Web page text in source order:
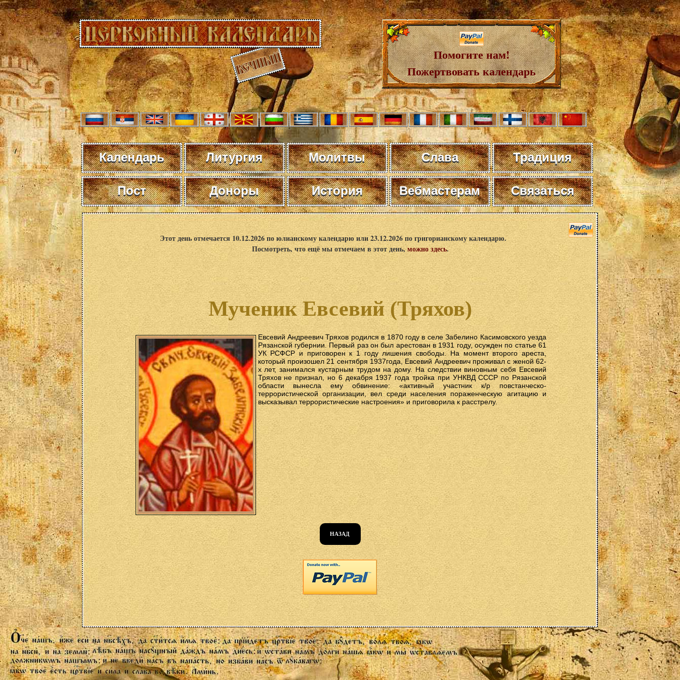
Помогите нам!
Пожертвовать календарь
Календарь Литургия Молитвы Слава Традиция
Пост Доноры История Вебмастерам Связаться
Этот день отмечается 10.12.2026 по юлианскому календарю или 23.12.2026 по григорианскому календарю.
Посмотреть, что ещё мы отмечаем в этот день,можно здесь.
Мученик Евсевий (Тряхов)
Евсевий Андреевич Тряхов родился в 1870 году в селе Забелино Касимовского уезда
Рязанской губернии. Первый раз он был арестован в 1931 году, осужден по статье 61
УК РСФСР и приговорен к 1 году лишения свободы. На момент второго ареста,
который произошел 21 сентября 1937года, Евсевий Андреевич проживал с женой 62-
х лет, занимался кустарным трудом на дому. На следствии виновным себя Евсевий
Тряхов не признал, но 6 декабря 1937 года тройка при УНКВД СССР по Рязанской
области вынесла ему обвинение: «активный участник к/р повстанческо-
террористической организации, вел среди населения пораженческую агитацию и
высказывал террористические настроения» и приговорила к расстрелу.
НАЗАД